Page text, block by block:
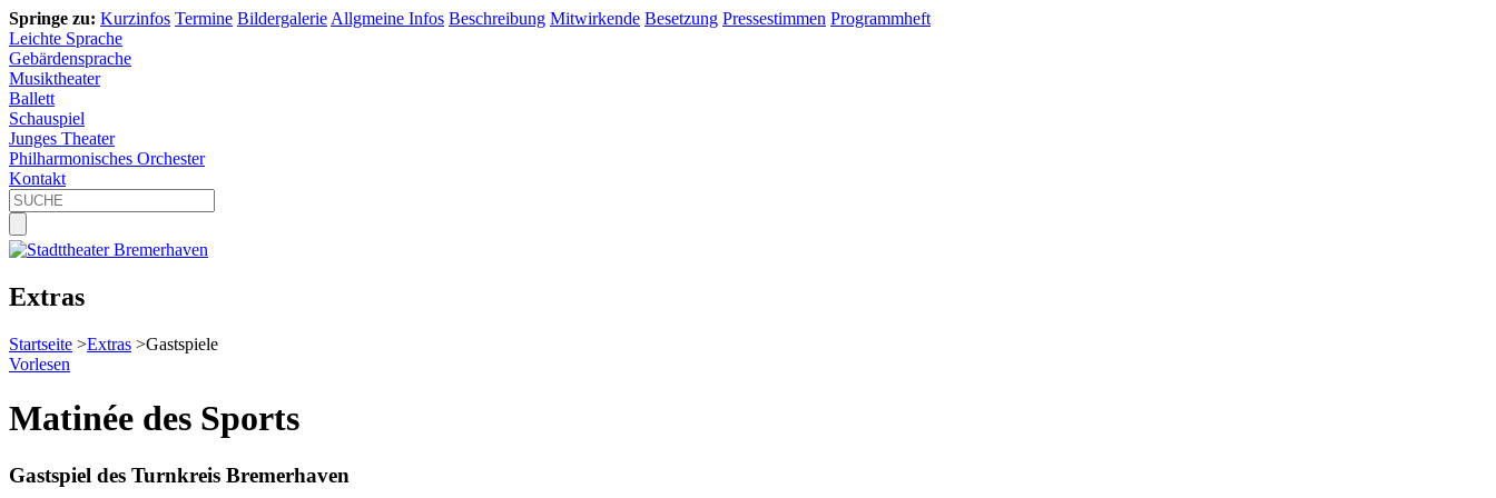
Springe zu: Kurzinfos Termine Bildergalerie Allgmeine Infos Beschreibung Mitwirkende Besetzung Pressestimmen Programmheft
Leichte Sprache
Gebärdensprache
Musiktheater
Ballett
Schauspiel
Junges Theater
Philharmonisches Orchester
Kontakt
Extras
Startseite >Extras >Gastspiele
Vorlesen
Matinée des Sports
Gastspiel des Turnkreis Bremerhaven